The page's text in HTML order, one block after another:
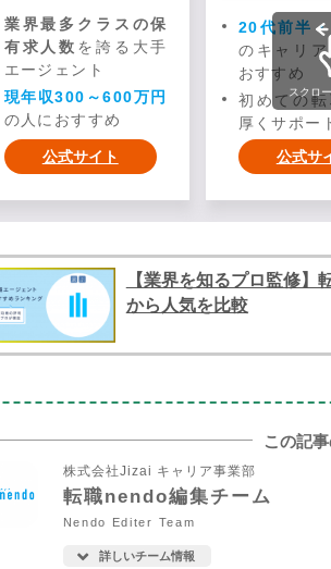
業界最多クラスの保
有求人数 を誇る大手
エージェント
現年収300～600万円
の人におすすめ
公式サイト
20代前半
のキャリア
おすすめ
初めての
厚くサポー
公式サ
スクロ
【業界を知るプロ監修】
から人気を比較
この記
株式会社Jizai キャリア事業部
転職nendo編集チーム
Nendo Editer Team
詳しいチーム情報